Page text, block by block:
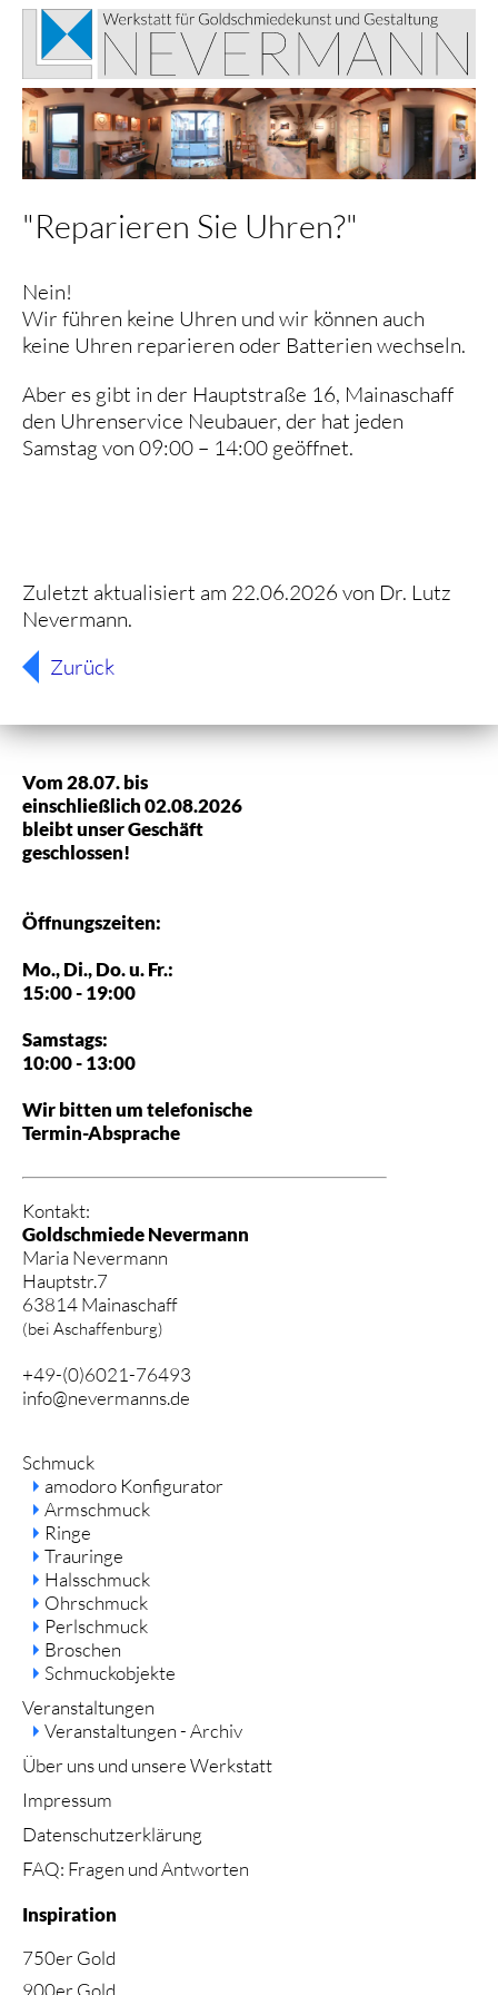
"Reparieren Sie Uhren?"
Nein!
Wir führen keine Uhren und wir können auch
keine Uhren reparieren oder Batterien wechseln.
Aber es gibt in der Hauptstraße 16, Mainaschaff
den Uhrenservice Neubauer, der hat jeden
Samstag von 09:00 – 14:00 geöffnet.
Zuletzt aktualisiert am 22.06.2026 von Dr. Lutz
Nevermann.
Zurück
Vom 28.07. bis
einschließlich 02.08.2026
bleibt unser Geschäft
geschlossen!
Öffnungszeiten:
Mo., Di., Do. u. Fr.:
15:00 - 19:00
Samstags:
10:00 - 13:00
Wir bitten um telefonische
Termin-Absprache
Kontakt:
Goldschmiede Nevermann
Maria Nevermann
Hauptstr.7
63814 Mainaschaff
(bei Aschaffenburg)
+49-(0)6021-76493
info@nevermanns.de
Navigation
überspringen
Schmuck
amodoro Konfigurator
Armschmuck
Ringe
Trauringe
Halsschmuck
Ohrschmuck
Perlschmuck
Broschen
Schmuckobjekte
Veranstaltungen
Veranstaltungen - Archiv
Über uns und unsere Werkstatt
Impressum
Datenschutzerklärung
FAQ: Fragen und Antworten
Inspiration
750er Gold
900er Gold